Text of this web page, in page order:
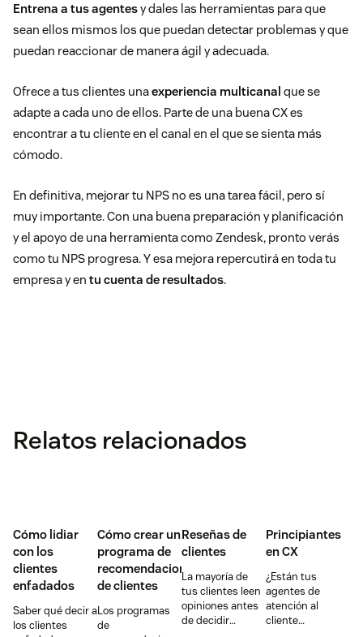
Entrena a tus agentesy dales las herramientas para que
sean ellos mismos los que puedan detectar problemas y que
puedan reaccionar de manera ágil y adecuada.
Ofrece a tus clientes unaexperiencia multicanal que se
adapte a cada uno de ellos. Parte de una buena CX es
encontrar a tu cliente en el canal en el que se sienta más
cómodo.
En definitiva, mejorar tu NPS no es una tarea fácil, pero sí
muy importante. Con una buena preparación y planificación
y el apoyo de una herramienta como Zendesk, pronto verás
como tu NPS progresa. Y esa mejora repercutirá en toda tu
empresa y en tu cuenta de resultados.
Relatos relacionados
Cómo lidiar
con los
clientes
enfadados
Saber qué decir a
los clientes
Cómo crear un
programa de
recomendaciones
de clientes
Los programas
de
Reseñas de
clientes
La mayoría de
tus clientes leen
opiniones antes
de decidir
Principiantes
en CX
¿Están tus
agentes de
atención al
cliente